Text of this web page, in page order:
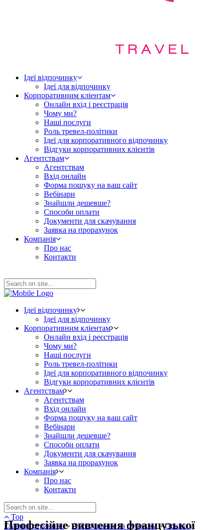
Ідеї відпочинку
Ідеї для відпочинку
Корпоративним кліентам
Онлайн вхід і реєстрація
Чому ми?
Наші послуги
Роль тревел-політики
Ідеї для корпоративного відпочинку
Відгуки корпоративних клієнтів
Агентствам
Агентствам
Вхід онлайн
Форма пошуку на ваш сайт
Вебінари
Знайшли дешевше?
Способи оплати
Документи для скачування
Заявка на прорахунок
Компанія
Про нас
Контакти
Ідеї відпочинку
Ідеї для відпочинку
Корпоративним кліентам
Онлайн вхід і реєстрація
Чому ми?
Наші послуги
Роль тревел-політики
Ідеї для корпоративного відпочинку
Відгуки корпоративних клієнтів
Агентствам
Агентствам
Вхід онлайн
Форма пошуку на ваш сайт
Вебінари
Знайшли дешевше?
Способи оплати
Документи для скачування
Заявка на прорахунок
Компанія
Про нас
Контакти
Top
Главная страница»Образование за рубежом»Освіта у
Професійне вивчення французької